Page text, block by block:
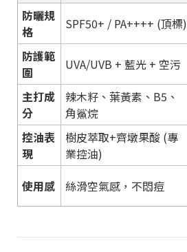
防曬規
格
SPF50+ / PA++++ (頂標)
防護範
圍
UVA/UVB + 藍光 + 空污
主打成
分
辣木籽、葉黃素、B5、
角鯊烷
控油表
現
樹皮萃取+齊墩果酸 (專
業控油)
使用感
絲滑空氣感，不悶痘